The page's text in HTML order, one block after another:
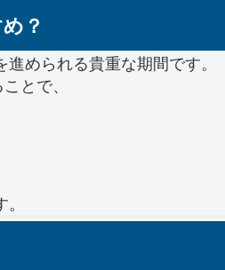
？
められる貴重な期間です。
とで、